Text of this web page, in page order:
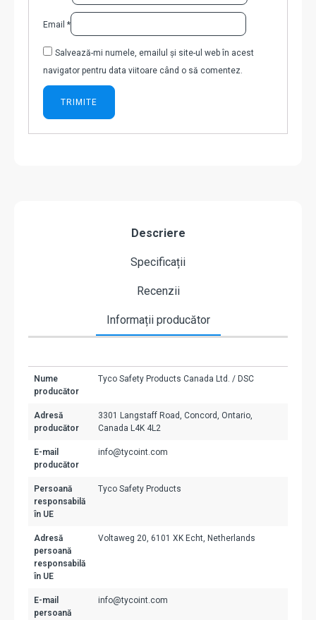
Email *
Salvează-mi numele, emailul și site-ul web în acest
navigator pentru data viitoare când o să comentez.
Descriere
Specificații
Recenzii
Informații producător
Nume
producător
Tyco Safety Products Canada Ltd. / DSC
Adresă
producător
3301 Langstaff Road, Concord, Ontario,
Canada L4K 4L2
E-mail
producător
info@tycoint.com
Persoană
responsabilă
în UE
Tyco Safety Products
Adresă
persoană
responsabilă
în UE
Voltaweg 20, 6101 XK Echt, Netherlands
E-mail
persoană
info@tycoint.com